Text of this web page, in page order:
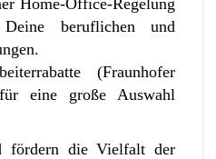
Home-Office-Regelung
beruflichen und
(Fraunhofer
eine große Auswahl
fördern die Vielfalt der